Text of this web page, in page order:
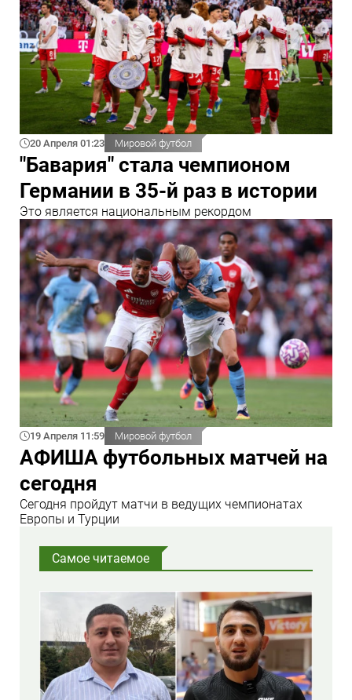
20 Апреля 01:23 Мировой футбол
"Бавария" стала чемпионом
Германии в 35-й раз в истории
Это является национальным рекордом
19 Апреля 11:59 Мировой футбол
АФИША футбольных матчей на
сегодня
Сегодня пройдут матчи в ведущих чемпионатах
Европы и Турции
Самое читаемое